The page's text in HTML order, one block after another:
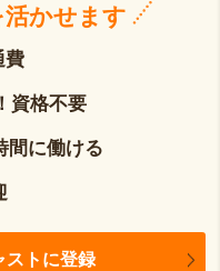
活かせます
費
資格不要
間に働ける
ストに登録